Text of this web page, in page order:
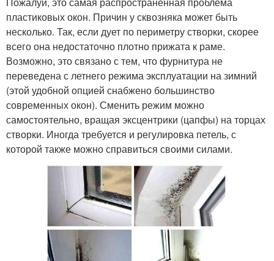
пластиковых окон. Причин у сквозняка может быть
несколько. Так, если дует по периметру створки, скорее
всего она недостаточно плотно прижата к раме.
Возможно, это связано с тем, что фурнитура не
переведена с летнего режима эксплуатации на зимний
(этой удобной опцией снабжено большинство
современных окон). Сменить режим можно
самостоятельно, вращая эксцентрики (цапфы) на торцах
створки. Иногда требуется и регулировка петель, с
которой также можно справиться своими силами.